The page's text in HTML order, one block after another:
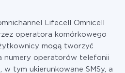
Lifecell Omnicell
operatora komórkowego
mogą tworzyć
numery operatorów telefonii
w tym ukierunkowane SMSy, a